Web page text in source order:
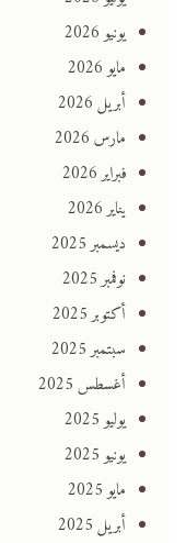
يونيو 2026
مايو 2026
أبريل 2026
مارس 2026
فبراير 2026
يناير 2026
ديسمبر 2025
نوفمبر 2025
أكتوبر 2025
سبتمبر 2025
أغسطس 2025
يوليو 2025
يونيو 2025
مايو 2025
أبريل 2025